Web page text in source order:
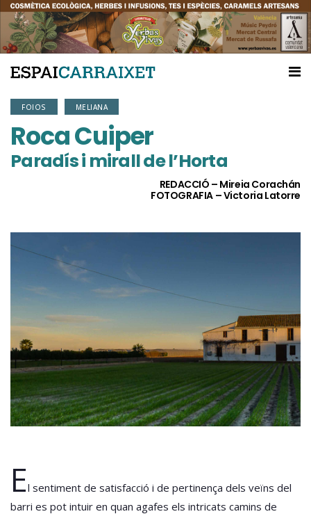
FOIOS MELIANA
Roca Cuiper
Paradís i mirall de l’Horta
REDACCIÓ – Mireia Corachán
FOTOGRAFIA – Victoria Latorre
El sentiment de satisfacció i de pertinença dels veïns del
barri es pot intuir en quan agafes els intricats camins de